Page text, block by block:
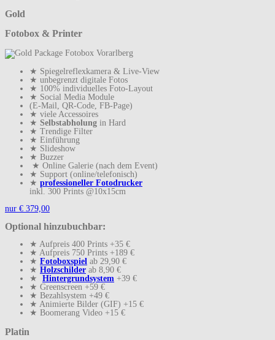
Gold
Fotobox & Printer
★ Spiegelreflexkamera & Live-View
★ unbegrenzt digitale Fotos
★ 100% individuelles Foto-Layout
★ Social Media Module
(E-Mail, QR-Code, FB-Page)
★ viele Accessoires
★ Selbstabholung in Hard
★ Trendige Filter
★ Einführung
★ Slideshow
★ Buzzer
★ Online Galerie (nach dem Event)
★ Support (online/telefonisch)
★ professioneller Fotodrucker
inkl. 300 Prints @10x15cm
nur € 379,00
Optional hinzubuchbar:
★ Aufpreis 400 Prints +35 €
★ Aufpreis 750 Prints +189 €
★ Fotoboxspiel ab 29,90 €
★ Holzschilder ab 8,90 €
★ Hintergrundsystem +39 €
★ Greenscreen +59 €
★ Bezahlsystem +49 €
★ Animierte Bilder (GIF) +15 €
★ Boomerang Video +15 €
Platin